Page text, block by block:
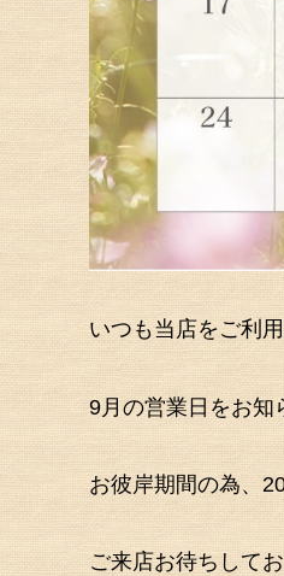
いつも当店をご利
9月の営業日をお知
お彼岸期間の為、
ご来店お待ちしてお